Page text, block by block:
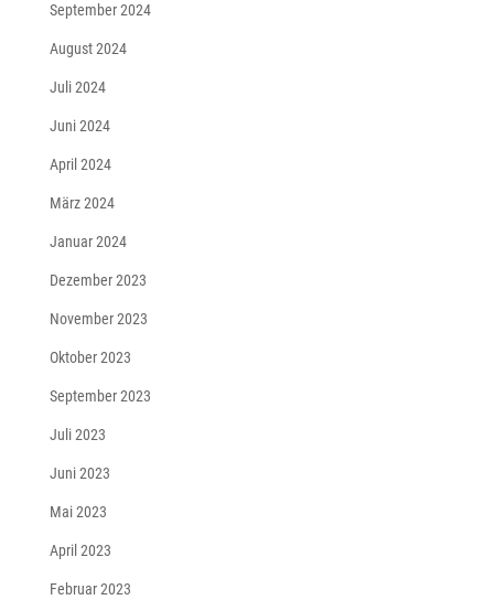
September 2024
August 2024
Juli 2024
Juni 2024
April 2024
März 2024
Januar 2024
Dezember 2023
November 2023
Oktober 2023
September 2023
Juli 2023
Juni 2023
Mai 2023
April 2023
Februar 2023